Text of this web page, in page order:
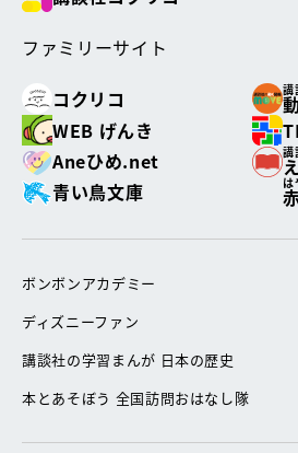
ファミリーサイト
コクリコ
講
WEB げんき
Aneひめ.net
講
青い鳥文庫
は
ボンボンアカデミー
ディズニーファン
講談社の学習まんが 日本の歴史
本とあそぼう 全国訪問おはなし隊